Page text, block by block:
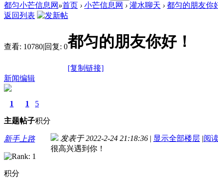
都匀小芒信息网 »首页 › 小芒信息网 › 灌水聊天 › 都匀的朋友你
返回列表
查看: 10780|回复: 0都匀的朋友你好！
[复制链接]
新闻编辑
1
主题
1
帖子
5
积分
新手上路
积分
发表于 2022-2-24 21:18:36 | 显示全部楼层 |阅
很高兴遇到你！